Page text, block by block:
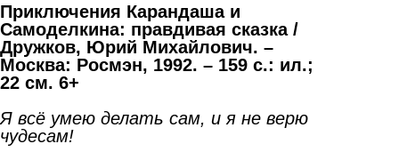
Приключения Карандаша и
Самоделкина: правдивая сказка /
Дружков, Юрий Михайлович. –
Москва: Росмэн, 1992. – 159 с.: ил.;
22 см. 6+
Я всё умею делать сам, и я не верю
чудесам!